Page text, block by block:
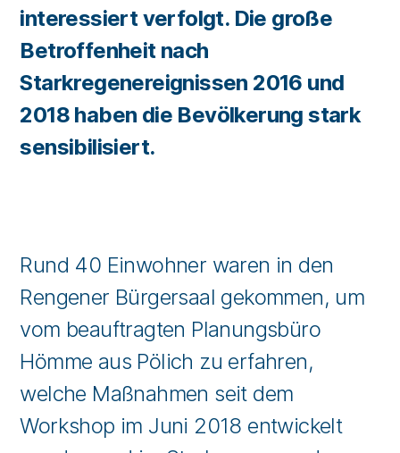
interessiert verfolgt. Die große
Betroffenheit nach
Starkregenereignissen 2016 und
2018 haben die Bevölkerung stark
sensibilisiert.
Rund 40 Einwohner waren in den
Rengener Bürgersaal gekommen, um
vom beauftragten Planungsbüro
Hömme aus Pölich zu erfahren,
welche Maßnahmen seit dem
Workshop im Juni 2018 entwickelt